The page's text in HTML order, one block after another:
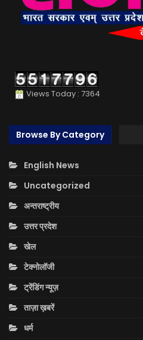
Views Today : 7364
Browse By Category
English News
Uncategorized
अन्तराष्ट्रीय
उत्तर प्रदेश
खेल
टेक्नोलॉजी
ट्रेंडिंग न्यूज़
ताज़ा ख़बरें
धर्म